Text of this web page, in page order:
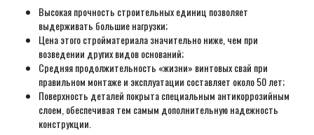
Высокая прочность строительных единиц позволяет
выдерживать большие нагрузки;
Цена этого стройматериала значительно ниже, чем при
возведении других видов оснований;
Средняя продолжительность «жизни» винтовых свай при
правильном монтаже и эксплуатации составляет около 50 лет;
Поверхность деталей покрыта специальным антикоррозийным
слоем, обеспечивая тем самым дополнительную надежность
конструкции.